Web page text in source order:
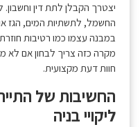
יצטרך הקבלן לתת דין וחשבון.
החשמל, לתשתיות המים, הגז או
במבנה עצמו כמו רטיבות חוזרת,
מקרה כזה צריך לבחון אם לא מדובר
חוות דעת מקצועית.
החשיבות של
ליקויי בניה